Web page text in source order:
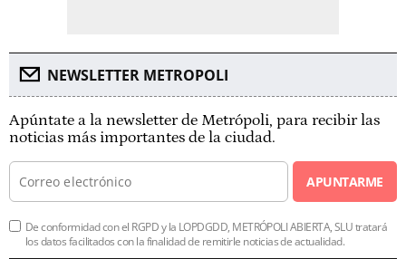
NEWSLETTER METROPOLI
Apúntate a la newsletter de Metrópoli, para recibir las
noticias más importantes de la ciudad.
APUNTARME
De conformidad con el RGPD y la LOPDGDD, METRÓPOLI ABIERTA, SLU tratará
los datos facilitados con la finalidad de remitirle noticias de actualidad.